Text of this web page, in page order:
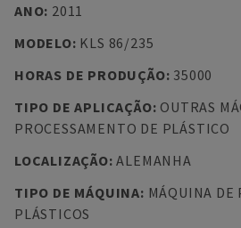
ANO: 2011
MODELO: KLS 86/235
HORAS DE PRODUÇÃO: 35000
TIPO DE APLICAÇÃO: OUTRAS
PROCESSAMENTO DE PLÁSTICO
LOCALIZAÇÃO:ALEMANHA
TIPO DE MÁQUINA: MÁQUINA DE
PLÁSTICOS